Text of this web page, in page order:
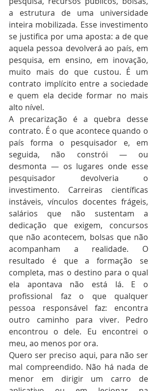
a estrutura de uma universidade
inteira mobilizada. Esse investimento
se justifica por uma aposta: a de que
aquela pessoa devolverá ao país, em
pesquisa, em ensino, em inovação,
muito mais do que custou. É um
contrato implícito entre a sociedade
e quem ela decide formar no mais
alto nível.
A precarização é a quebra desse
contrato. É o que acontece quando o
país forma o pesquisador e, em
seguida, não constrói — ou
desmonta — os lugares onde esse
pesquisador devolveria o
investimento. Carreiras científicas
instáveis, vínculos docentes frágeis,
salários que não sustentam a
dedicação que exigem, concursos
que não acontecem, bolsas que não
acompanham a realidade. O
resultado é que a formação se
completa, mas o destino para o qual
ela apontava não está lá. E o
profissional faz o que qualquer
pessoa responsável faz: encontra
outro caminho para viver. Pedro
encontrou o dele. Eu encontrei o
meu, ao menos por ora.
Quero ser preciso aqui, para não ser
mal compreendido. Não há nada de
menor em dirigir um carro de